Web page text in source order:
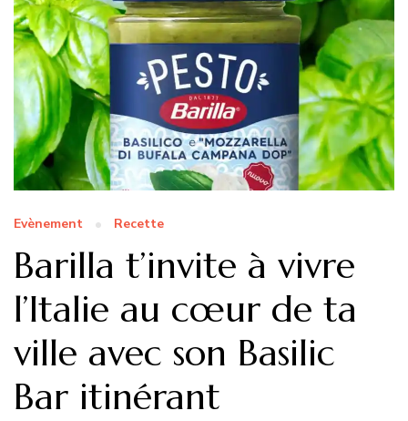
Evènement Recette
Barilla t’invite à vivre
l’Italie au cœur de ta
ville avec son Basilic
Bar itinérant